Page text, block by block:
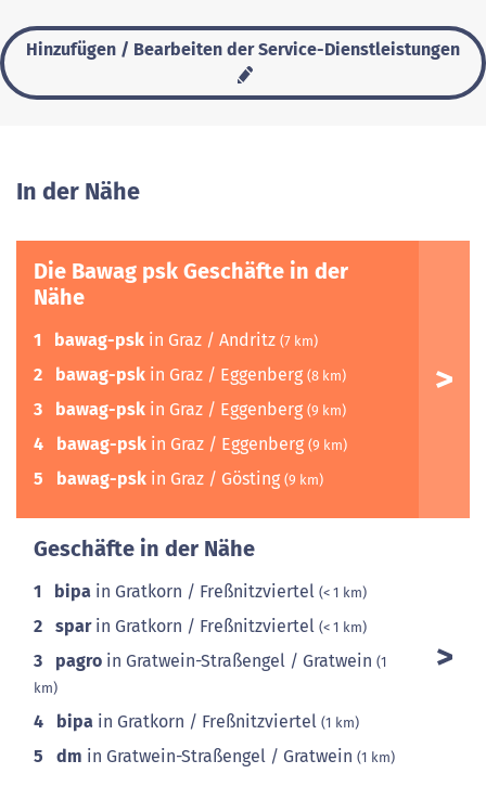
Hinzufügen / Bearbeiten der Service-Dienstleistungen
In der Nähe
Die Bawag psk Geschäfte in der
Nähe
1 bawag-psk in Graz / Andritz (7 km)
2 bawag-psk in Graz / Eggenberg (8 km)
3 bawag-psk in Graz / Eggenberg (9 km)
4 bawag-psk in Graz / Eggenberg (9 km)
5 bawag-psk in Graz / Gösting (9 km)
Geschäfte in der Nähe
1 bipa in Gratkorn / Freßnitzviertel (< 1 km)
2 sparin Gratkorn / Freßnitzviertel (< 1 km)
3 pagro in Gratwein-Straßengel / Gratwein (1
km)
4 bipa in Gratkorn / Freßnitzviertel (1 km)
5 dm in Gratwein-Straßengel / Gratwein (1 km)